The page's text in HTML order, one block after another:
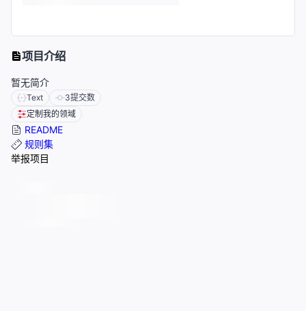
项目介绍
暂无简介
Text 3提交数
定制我的领域
README
规则集
举报项目